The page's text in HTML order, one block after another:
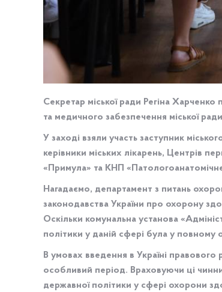
Секретар міської ради Регіна
та медичного забезпечення міської
У заході взяли участь заступник
керівники міських лікарень, Центрів
«Примула» та КНП
Нагадаємо, департамент з питань
законодавства України про охорону
Оскільки комунальна установа
політики у даній сфері була у
В умовах введення в Україні
особливий період. Враховуючи ці
державної політики у сфері охорони